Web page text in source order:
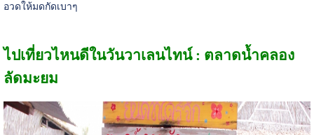
อวดให้มดกัดเบาๆ
ไปเที่ยวไหนดีในวันวาเลนไทน์ : ตลาดน้ำคลอง
ลัดมะยม